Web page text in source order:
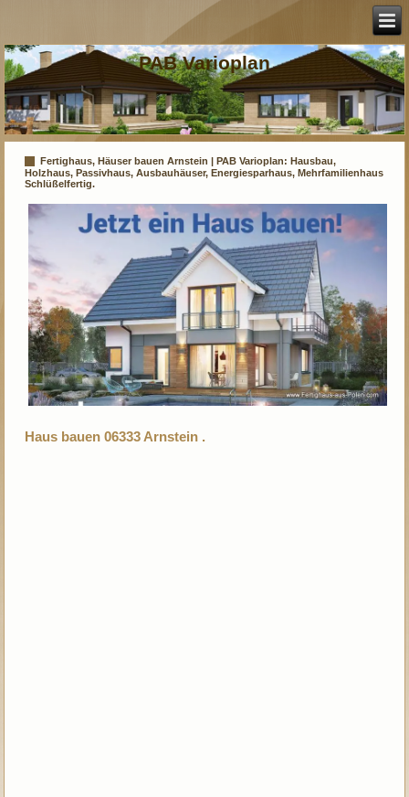
PAB Varioplan
Fertighaus, Häuser bauen Arnstein | PAB Varioplan: Hausbau,
Holzhaus, Passivhaus, Ausbauhäuser, Energiesparhaus, Mehrfamilienhaus
Schlüßelfertig.
Haus bauen 06333 Arnstein .